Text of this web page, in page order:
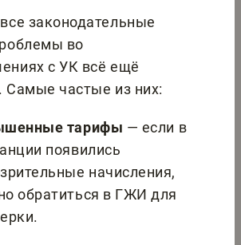
законодательные
во
с УК всё ещё
Самые частые из них:
тарифы — если в
появились
начисления,
обратиться в ГЖИ для